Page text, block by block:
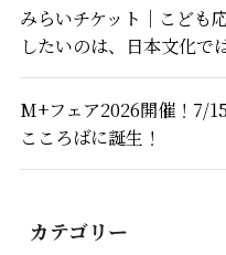
みらいチケット｜こども
したいのは、日本文化で
M+フェア2026開催！7/
こころばに誕生！
カテゴリー